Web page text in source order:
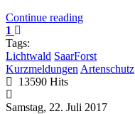
Continue reading
1
Tags:
Lichtwald SaarForst
Kurzmeldungen Artenschutz
13590 Hits
Samstag, 22. Juli 2017